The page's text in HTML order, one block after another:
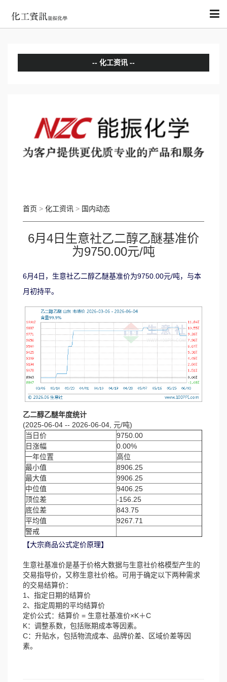
化工资讯
国际动态
首页 > 化工资讯 > 国内动态
6月4日生意社乙二醇乙醚基准价
为9750.00元/吨
6月4日，生意社乙二醇乙醚基准价为9750.00元/吨，与本
月初持平。
乙二醇乙醚年度统计
(2025-06-04 -- 2026-06-04, 元/吨)
当日价
9750.00
日涨幅
0.00%
一年位置
高位
最小值
8906.25
最大值
9906.25
中位值
9406.25
顶位差
-156.25
底位差
843.75
平均值
9267.71
警戒
【大宗商品公式定价原理】
生意社基准价是基于价格大数据与生意社价格模型产生的
交易指导价，又称生意社价格。可用于确定以下两种需求
的交易结算价：
1、指定日期的结算价
2、指定周期的平均结算价
定价公式：结算价 = 生意社基准价×K＋C
K：调整系数，包括账期成本等因素。
C：升贴水，包括物流成本、品牌价差、区域价差等因
素。